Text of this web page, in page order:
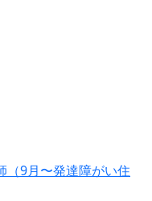
（9月〜発達障がい住